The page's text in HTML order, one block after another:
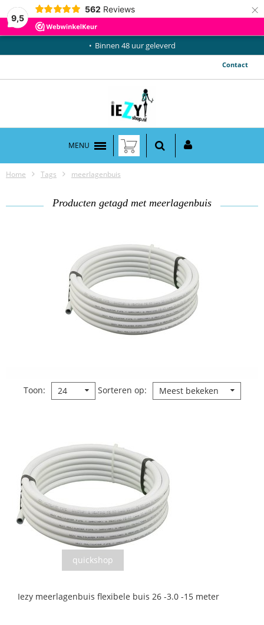
9,5
562 Reviews ×
Binnen 48 uur geleverd
Contact
MENU
Home Tags meerlagenbuis
Producten getagd met meerlagenbuis
Toon 24 Sorteren op Meest bekeken
quickshop
Iezy meerlagenbuis flexibele buis 26 -3.0 -15 meter